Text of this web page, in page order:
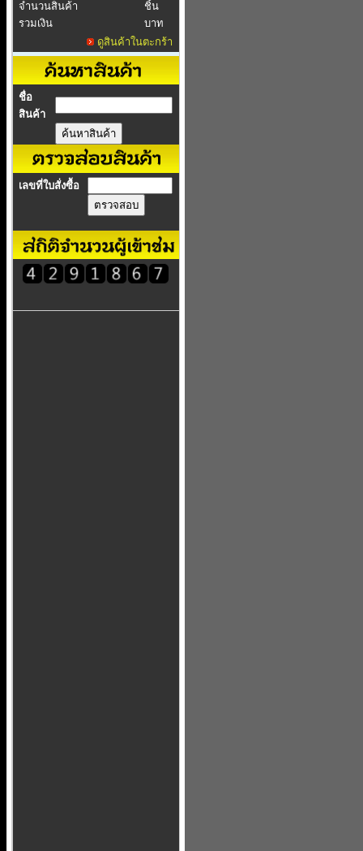
จำนวนสินค้า
ชิ้น
รวมเงิน
บาท
ดูสินค้าในตะกร้า
ชื่อ
สินค้า
เลขที่ใบสั่งซื้อ